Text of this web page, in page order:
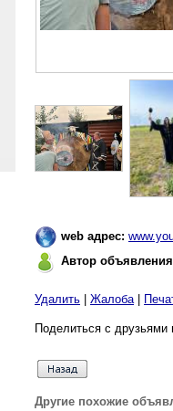
web адрес:
Автор
Удалить Жалоба|
Поделиться с друзьями
Другие похожие